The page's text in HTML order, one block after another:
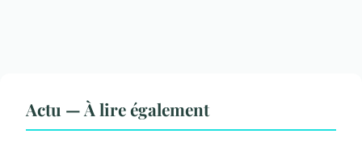
Actu — À lire également